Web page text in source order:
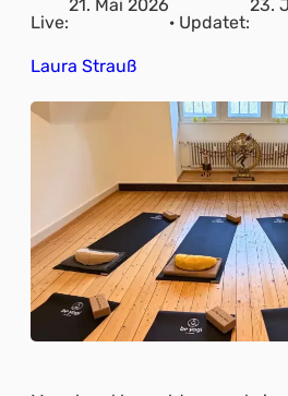
Live:
21. Mai 2026
· Updatet:
23.
Laura Strauß